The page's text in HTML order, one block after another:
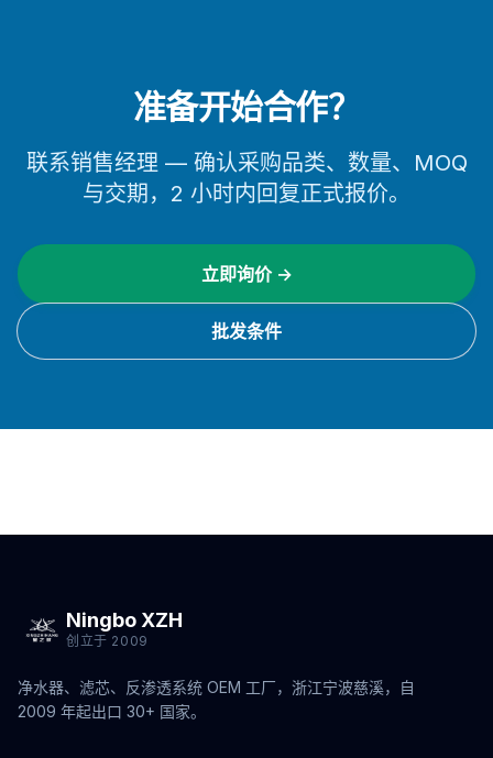
准备开始合作？
联系销售经理 — 确认采购品类、数量、MOQ
与交期，2 小时内回复正式报价。
立即询价 →
批发条件
Ningbo XZH
创立于 2009
净水器、滤芯、反渗透系统 OEM 工厂，浙江宁波慈溪，自
2009 年起出口 30+ 国家。